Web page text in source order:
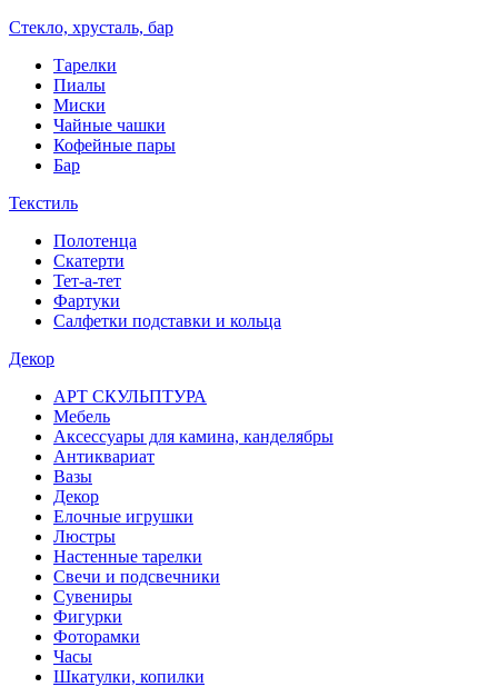
Стекло, хрусталь, бар
Тарелки
Пиалы
Миски
Чайные чашки
Кофейные пары
Бар
Текстиль
Полотенца
Скатерти
Тет-а-тет
Фартуки
Салфетки подставки и кольца
Декор
АРТ СКУЛЬПТУРА
Мебель
Аксессуары для камина, канделябры
Антиквариат
Вазы
Декор
Елочные игрушки
Люстры
Настенные тарелки
Свечи и подсвечники
Сувениры
Фигурки
Фоторамки
Часы
Шкатулки, копилки